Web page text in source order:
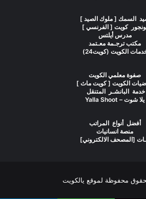
السمك [ ملوك الصيد ]
كويت [ الفرنسي ]
مدرس أيلتس
مكتب ترجـمة معـتمد
الكويت (كويت24)
صفوة معلمي الكويت
الكويت [ كويت ماث ]
خدمة البانشـر المتنقل
يلا شوت – Yalla Shoot
أفضل أنواع المراتب
منصة انسانيات
[المصحف الالكتروني]
محفوظة لموقع يالكويت